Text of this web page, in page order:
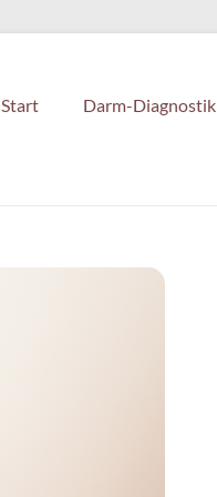
Start Darm-Diagnostik